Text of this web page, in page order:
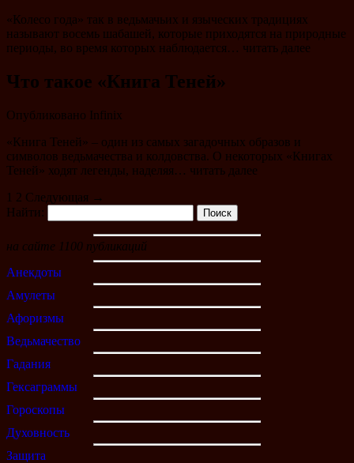
«Колесо года» так в ведьмачьих и языческих традициях
называют восемь шабашей, которые приходятся на природные
периоды, во время которых наблюдается… читать далее
Что такое «Книга Теней»
Опубликовано Infinix
«Книга Теней» – один из самых загадочных образов и
символов ведьмачества и колдовства. О некоторых «Книгах
Теней» ходят легенды, наделяя… читать далее
1 2 Следующая →
Найти:
на сайте 1100 публикаций
Анекдоты
Амулеты
Афоризмы
Ведьмачество
Гадания
Гексаграммы
Гороскопы
Духовность
Защита